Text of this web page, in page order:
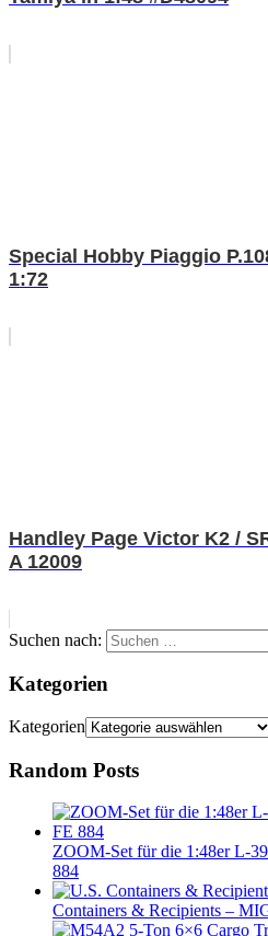
Special Hobby Piaggio
1:72
Handley Page Victor K2 /
A 12009
Suchen nach:
Kategorien
Kategorien
Random Posts
ZOOM-Set für die 1:48er L-
884
Containers & Recipients –